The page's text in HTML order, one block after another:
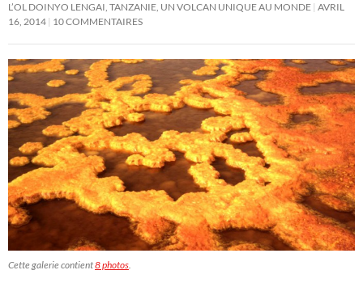
L’OL DOINYO LENGAI, TANZANIE, UN VOLCAN UNIQUE AU MONDE AVRIL
16, 2014 10 COMMENTAIRES
Cette galerie contient8 photos.